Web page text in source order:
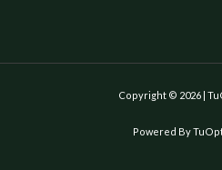
Copyright © 2026 |
Powered By